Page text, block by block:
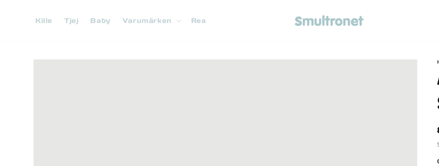
innehåll
Kille Tjej Baby Varumärken Rea